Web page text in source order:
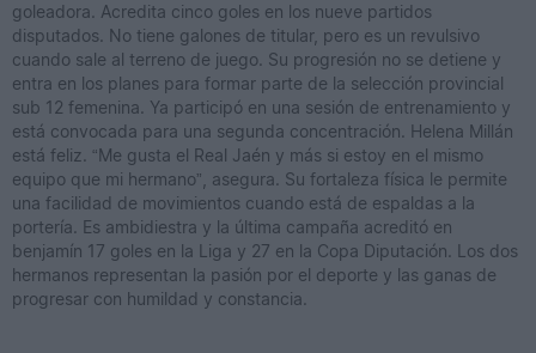
goleadora. Acredita cinco goles en los nueve partidos
disputados. No tiene galones de titular, pero es un revulsivo
cuando sale al terreno de juego. Su progresión no se detiene y
entra en los planes para formar parte de la selección provincial
sub 12 femenina. Ya participó en una sesión de entrenamiento y
está convocada para una segunda concentración. Helena Millán
está feliz. “Me gusta el Real Jaén y más si estoy en el mismo
equipo que mi hermano”, asegura. Su fortaleza física le permite
una facilidad de movimientos cuando está de espaldas a la
portería. Es ambidiestra y la última campaña acreditó en
benjamín 17 goles en la Liga y 27 en la Copa Diputación. Los dos
hermanos representan la pasión por el deporte y las ganas de
progresar con humildad y constancia.